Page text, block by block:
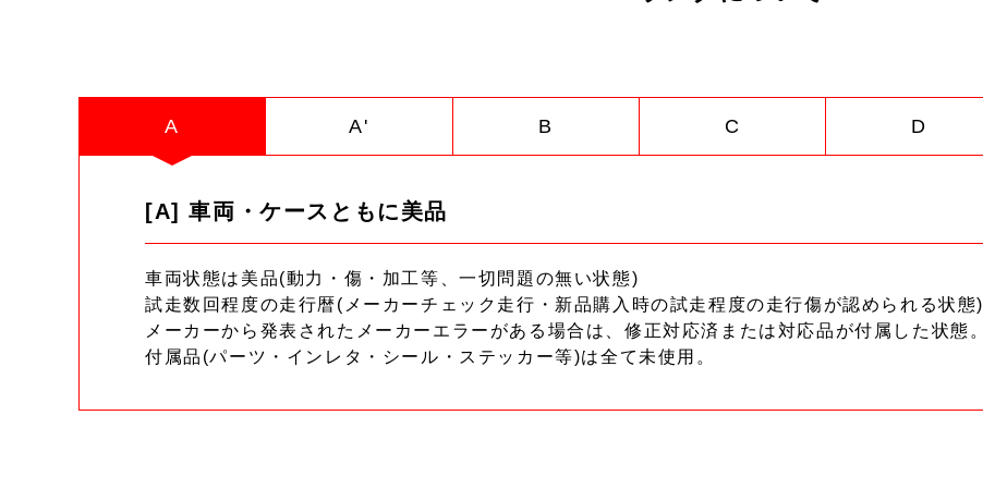
A A' B C D
[A] 車両・ケースともに美品
車両状態は美品(動力・傷・加工等、一切問題の無い状態)
試走数回程度の走行暦(メーカーチェック走行・新品購入時の試走程度の走行傷が認められる状態)
メーカーから発表されたメーカーエラーがある場合は、修正対応済または対応品が付属した状態。
付属品(パーツ・インレタ・シール・ステッカー等)は全て未使用。